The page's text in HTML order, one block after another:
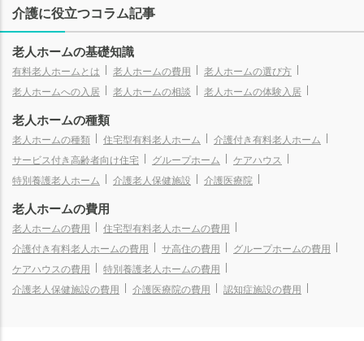
介護に役立つコラム記事
老人ホームの基礎知識
有料老人ホームとは 老人ホームの費用
老人ホームの選び方
老人ホームへの入居
老人ホームの相談 老人ホームの体験入居
老人ホームの種類
老人ホームの種類 住宅型有料老人ホーム
介護付き有料老人ホーム
サービス付き高齢者向け住宅
グループホーム
ケアハウス
特別養護老人ホーム
介護老人保健施設 介護医療院
老人ホームの費用
老人ホームの費用
住宅型有料老人ホームの費用
介護付き有料老人ホームの費用
サ高住の費用
グループホームの費用
ケアハウスの費用
特別養護老人ホームの費用
介護老人保健施設の費用
介護医療院の費用 認知症施設の費用